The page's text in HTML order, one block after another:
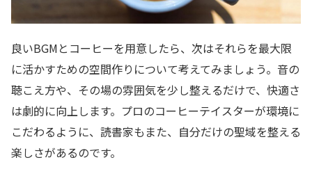
良いBGMとコーヒーを用意したら、次はそれらを最大限
に活かすための空間作りについて考えてみましょう。音の
聴こえ方や、その場の雰囲気を少し整えるだけで、快適さ
は劇的に向上します。プロのコーヒーテイスターが環境に
こだわるように、読書家もまた、自分だけの聖域を整える
楽しさがあるのです。